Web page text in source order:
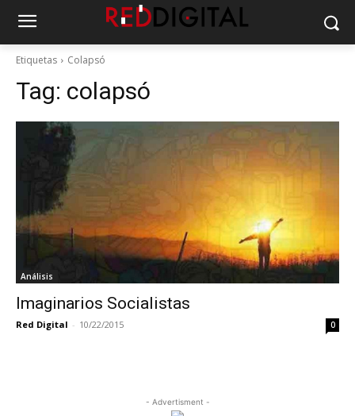
Etiquetas Colapsó
Tag: colapsó
Análisis
Imaginarios Socialistas
Red Digital - 10/22/2015 0
- Advertisment -